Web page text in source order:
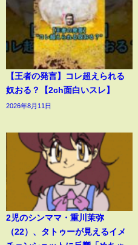
【王者の発言】コレ超えられる
奴おる？【2ch面白いスレ】
2026年8月11日
2児のシンママ・重川茉弥
（22）、タトゥーが見えるイメ